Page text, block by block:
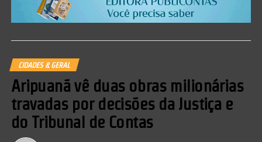
CIDADES & GERAL
Aripuanã vê duas obras milionárias
travadas por decisões da Justiça e
do Tribunal de Contas